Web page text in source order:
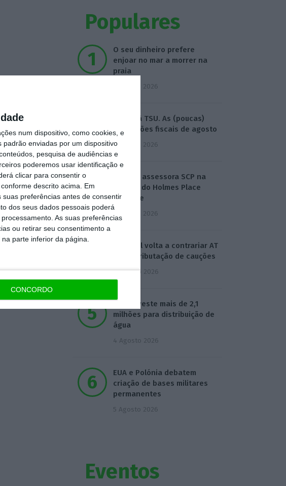
num dispositivo, como cookies, e
enviadas por um dispositivo
pesquisa de audiências e
poderemos usar identificação e
clicar para consentir o
descrito acima. Em
preferências antes de consentir
dos seus dados pessoais poderá
As suas preferências
ou retirar seu consentimento a
parte inferior da página.
CONCORDO
Populares
O seu dinheiro prefere
enjoar no mar a morrer na
praia
3 Agosto 2026
Do IVA à TSU. As (poucas)
obrigações fiscais de agosto
3 Agosto 2026
Sérvulo assessora SCP na
compra do Holmes Place
Alvalade
3 Agosto 2026
Tribunal volta a contrariar AT
sobre tributação de cauções
4 Agosto 2026
Beja investe mais de 2,1
milhões para distribuição de
água
4 Agosto 2026
EUA e Polónia debatem
criação de bases militares
permanentes
5 Agosto 2026
Eventos